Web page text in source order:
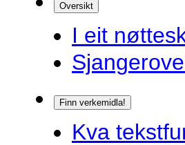
Oversikt
I eit
Finn verkemidla!
Kva